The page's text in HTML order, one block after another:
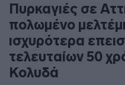
Πυρκαγιές σε
πολωμένο
ισχυρότερα
τελευταίων 50
Κολυδά